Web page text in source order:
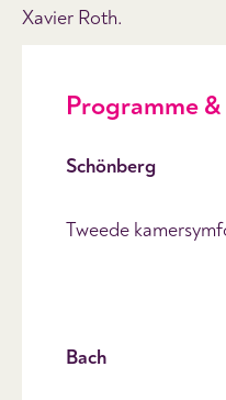
Xavier Roth.
Programme
Schönberg
Tweede
Bach